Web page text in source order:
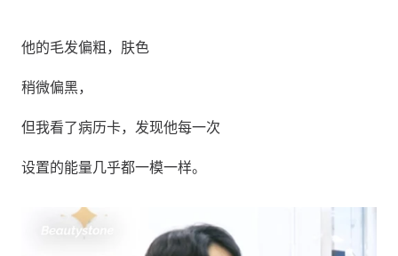
他的毛发偏粗，肤色
稍微偏黑，
但我看了病历卡，发现他每一次
设置的能量几乎都一模一样。